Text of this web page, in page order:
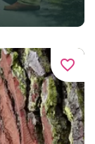
favorite_border